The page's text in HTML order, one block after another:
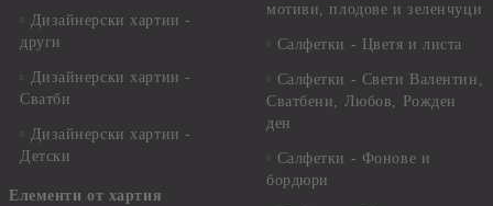
Дизайнерски хартии -
други
Дизайнерски хартии -
Сватби
Дизайнерски хартии -
Детски
Елементи от хартия
мотиви, плодове и зеленчуци
Салфетки - Цветя и листа
Салфетки - Свети Валентин,
Сватбени, Любов, Рожден
ден
Салфетки - Фонове и
бордюри